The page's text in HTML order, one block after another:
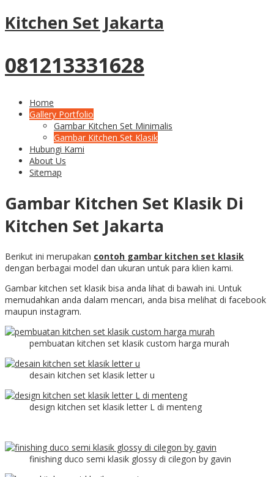
Kitchen Set Jakarta
081213331628
Home
Gallery Portfolio
Gambar Kitchen Set Minimalis
Gambar Kitchen Set Klasik
Hubungi Kami
About Us
Sitemap
Gambar Kitchen Set Klasik Di
Kitchen Set Jakarta
Berikut ini merupakan contoh gambar kitchen set klasik
dengan berbagai model dan ukuran untuk para klien kami.
Gambar kitchen set klasik bisa anda lihat di bawah ini. Untuk
memudahkan anda dalam mencari, anda bisa melihat di facebook
maupun instagram.
pembuatan kitchen set klasik custom harga murah
desain kitchen set klasik letter u
design kitchen set klasik letter L di menteng
finishing duco semi klasik glossy di cilegon by gavin